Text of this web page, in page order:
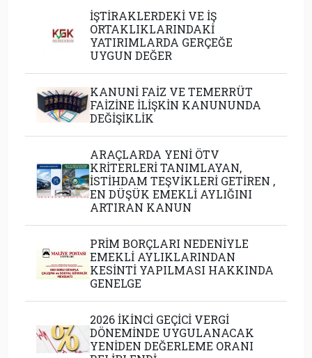
İŞTİRAKLERDEKİ VE İŞ
ORTAKLIKLARINDAKİ
YATIRIMLARDA GERÇEĞE
UYGUN DEĞER
KANUNİ FAİZ VE TEMERRÜT
FAİZİNE İLİŞKİN KANUNUNDA
DEĞİŞİKLİK
ARAÇLARDA YENİ ÖTV
KRİTERLERİ TANIMLAYAN,
İSTİHDAM TEŞVİKLERİ GETİREN ,
EN DÜŞÜK EMEKLİ AYLIĞINI
ARTIRAN KANUN
PRİM BORÇLARI NEDENİYLE
EMEKLİ AYLIKLARINDAN
KESİNTİ YAPILMASI HAKKINDA
GENELGE
2026 İKİNCİ GEÇİCİ VERGİ
DÖNEMİNDE UYGULANACAK
YENİDEN DEĞERLEME ORANI